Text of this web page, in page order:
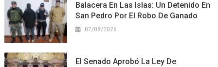
Balacera En Las Islas: Un Detenido En
San Pedro Por El Robo De Ganado
07/08/2026
El Senado Aprobó La Ley De